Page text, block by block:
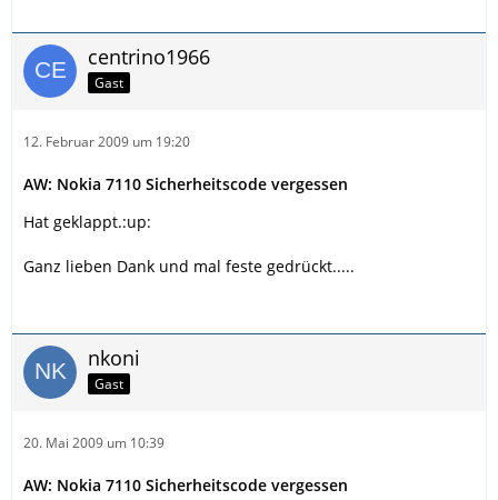
centrino1966
Gast
12. Februar 2009 um 19:20
AW: Nokia 7110 Sicherheitscode vergessen
Hat geklappt.:up:
Ganz lieben Dank und mal feste gedrückt.....
nkoni
Gast
20. Mai 2009 um 10:39
AW: Nokia 7110 Sicherheitscode vergessen